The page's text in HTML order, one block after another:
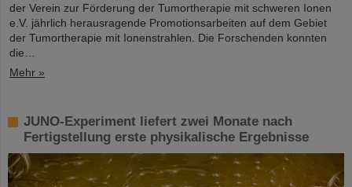
der Verein zur Förderung der Tumortherapie mit schweren Ionen
e.V. jährlich herausragende Promotionsarbeiten auf dem Gebiet
der Tumortherapie mit Ionenstrahlen. Die Forschenden konnten
die…
Mehr »
JUNO-Experiment liefert zwei Monate nach
Fertigstellung erste physikalische Ergebnisse